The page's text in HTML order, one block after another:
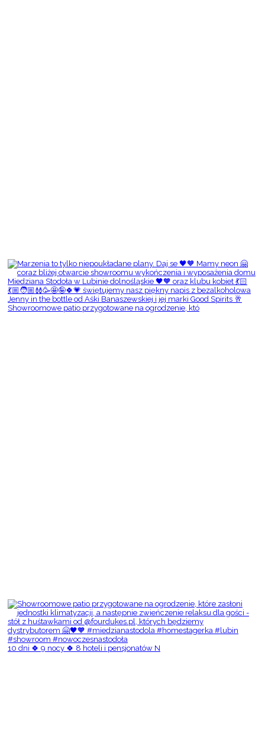
Showroomowe patio przygotowane na ogrodzenie, któ
10 dni 🍀 9 nocy 🍀 8 hoteli i pensjonatów N